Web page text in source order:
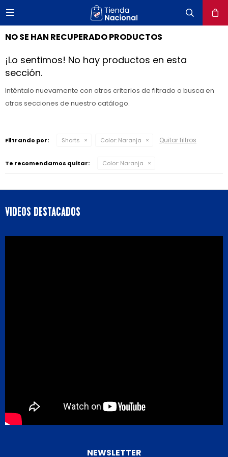

NO SE HAN RECUPERADO PRODUCTOS
¡Lo sentimos! No hay productos en esta
sección.
Inténtalo nuevamente con otros criterios de filtrado o busca en
otras secciones de nuestro catálogo.
Filtrando por: Shorts Color: Naranja Quitar filtros
Te recomendamos quitar: Color: Naranja
VIDEOS DESTACADOS
NEWSLETTER
close